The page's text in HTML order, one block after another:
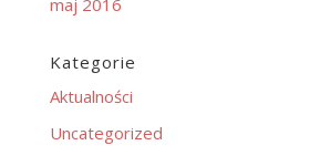
maj 2016
Kategorie
Aktualności
Uncategorized